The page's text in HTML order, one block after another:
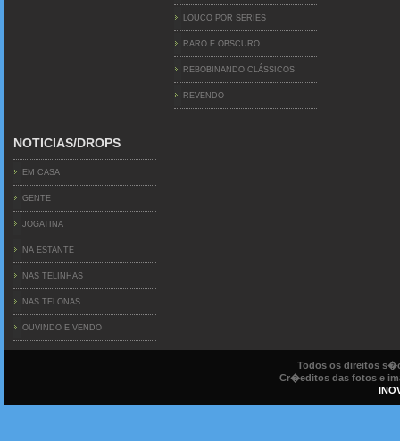
LOUCO POR SERIES
RARO E OBSCURO
REBOBINANDO CLÁSSICOS
REVENDO
NOTICIAS/DROPS
EM CASA
GENTE
JOGATINA
NA ESTANTE
NAS TELINHAS
NAS TELONAS
OUVINDO E VENDO
Todos os direitos
Cr�editos das fotos e